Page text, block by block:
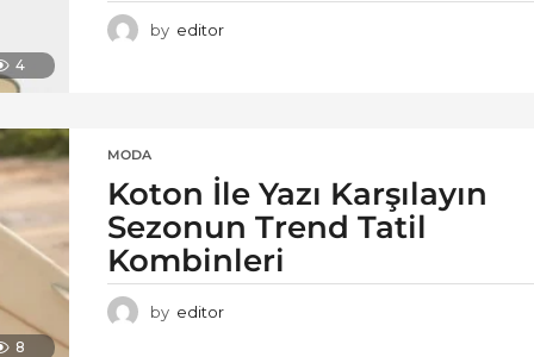
4
by editor
8
MODA
Koton İle Yazı Karşılayın
Sezonun Trend Tatil
Kombinleri
by editor